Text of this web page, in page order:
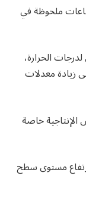
ملحوظة في
الحرارة،
زيادة معدلات
الإنتاجية خاصة
مستوى سطح